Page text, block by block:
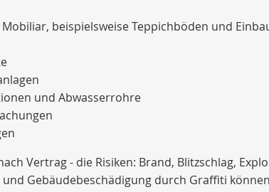
beispielsweise Teppichböden und
und Abwasserrohre
Vertrag - die Risiken: Brand, Blitzschlag,
Gebäudebeschädigung durch Graffiti